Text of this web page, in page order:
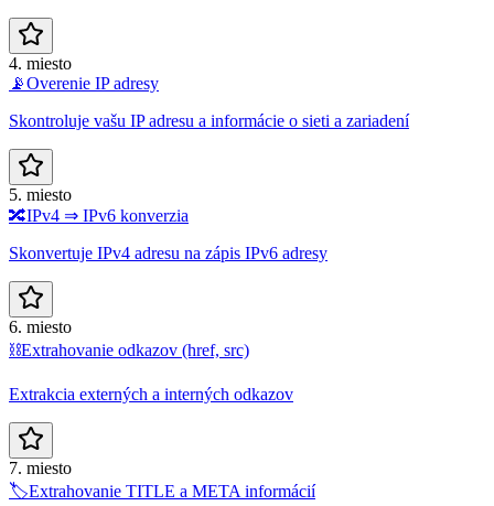
4. miesto
📡Overenie IP adresy
Skontroluje vašu IP adresu a informácie o sieti a zariadení
5. miesto
🔀IPv4 ⇒ IPv6 konverzia
Skonvertuje IPv4 adresu na zápis IPv6 adresy
6. miesto
⛓️Extrahovanie odkazov (href, src)
Extrakcia externých a interných odkazov
7. miesto
🏷️Extrahovanie TITLE a META informácií